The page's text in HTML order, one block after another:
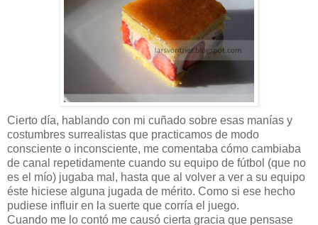
Cierto día, hablando con mi cuñado sobre esas manías y
costumbres surrealistas que practicamos de modo
consciente o inconsciente, me comentaba cómo cambiaba
de canal repetidamente cuando su equipo de fútbol (que no
es el mío) jugaba mal, hasta que al volver a ver a su equipo
éste hiciese alguna jugada de mérito. Como si ese hecho
pudiese influir en la suerte que corría el juego.
Cuando me lo contó me causó cierta gracia que pensase